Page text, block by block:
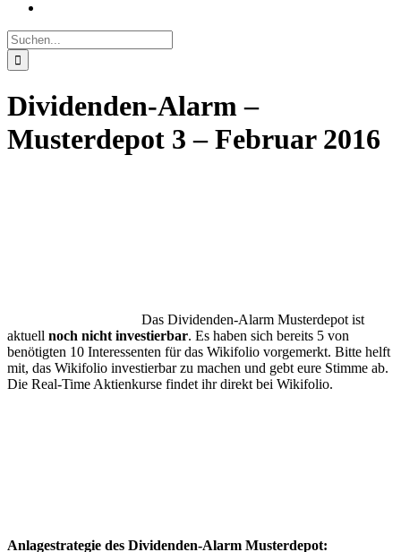
Suche
nach:
Dividenden-Alarm –
Musterdepot 3 – Februar 2016
Das Dividenden-Alarm Musterdepot ist
aktuell noch nicht investierbar. Es haben sich bereits 5 von
benötigten 10 Interessenten für das Wikifolio vorgemerkt. Bitte helft
mit, das Wikifolio investierbar zu machen und gebt eure Stimme ab.
Die Real-Time Aktienkurse findet ihr direkt bei Wikifolio.
Anlagestrategie des Dividenden-Alarm Musterdepot: